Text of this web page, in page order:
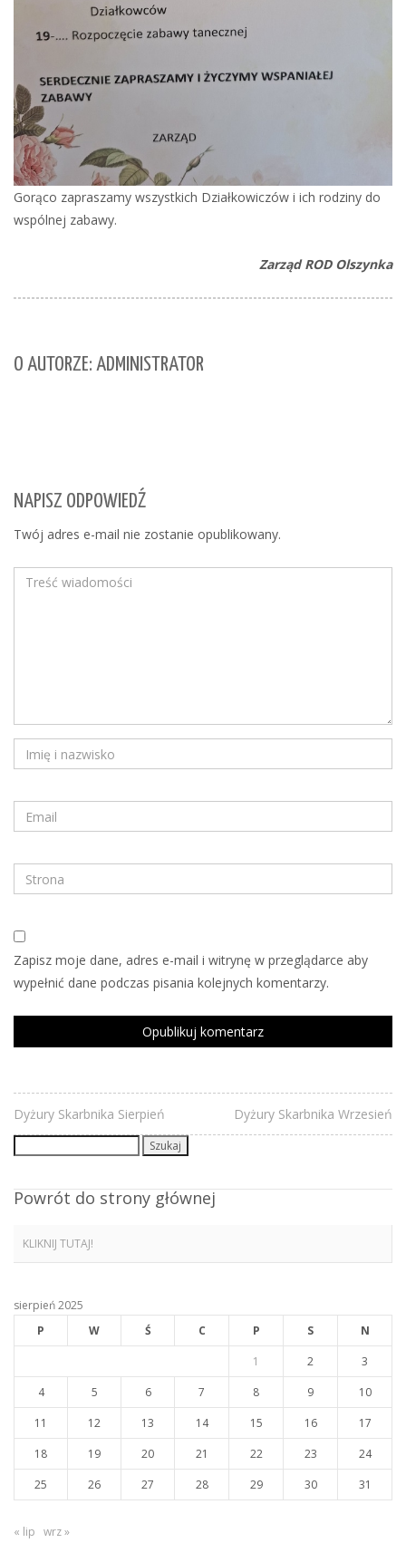
Gorąco zapraszamy wszystkich Działkowiczów i ich rodziny do
wspólnej zabawy.
Zarząd ROD Olszynka
O AUTORZE: ADMINISTRATOR
NAPISZ ODPOWIEDŹ
Twój adres e-mail nie zostanie opublikowany.
Zapisz moje dane, adres e-mail i witrynę w przeglądarce aby
wypełnić dane podczas pisania kolejnych komentarzy.
Dyżury Skarbnika Sierpień Dyżury Skarbnika Wrzesień
Powrót do strony głównej
KLIKNIJ TUTAJ!
sierpień 2025
P
W Ś C P S
N
1
2
3
4
5 6 7 8 9
10
11
12 13 14 15 16
17
18
19 20 21 22 23
24
25
26 27 28 29 30 31
« lip wrz »